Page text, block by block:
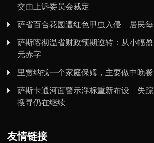
交由上诉委员会裁定
萨省百合花园遭红色甲虫入侵 居民
萨斯喀彻温省财政预期逆转：从小幅
元赤字
里贾纳找一个家庭保姆，主要做中晚餐
萨斯卡通河面警示浮标重新布设 失
搜寻仍在继续
友情链接